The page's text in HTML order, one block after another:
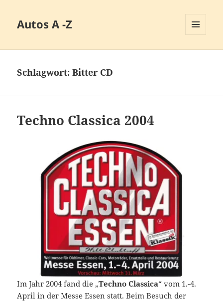
Autos A -Z
Schlagwort:Bitter CD
Techno Classica 2004
Im Jahr 2004 fand die „Techno Classica“ vom 1.-4.
April in der Messe Essen statt. Beim Besuch der